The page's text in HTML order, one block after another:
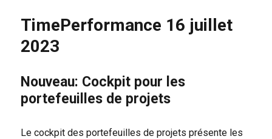
TimePerformance 16 juillet
2023
Nouveau: Cockpit pour les
portefeuilles de projets
Le cockpit des portefeuilles de projets présente les